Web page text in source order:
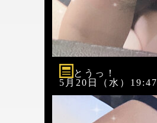
とうっ！
5月20日（水）19:47